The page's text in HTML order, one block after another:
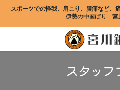
テ
ゲ
スポーツでの怪我、肩こり、腰痛など、
伊勢の中国ばり　宮
スタッフ